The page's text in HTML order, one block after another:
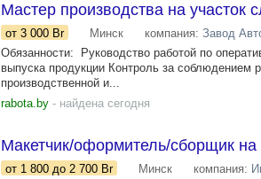
Мастер производства на участок
от 3 000 Br Минск компания: Завод
Обязанности: ​​​​​​​ Руководство работой по
выпуска продукции Контроль за соблюдением
производственной и...
rabota.by - найдена сегодня
Макетчик/оформитель/сборщик
от 1 800 до 2 700 Br Минск компания: